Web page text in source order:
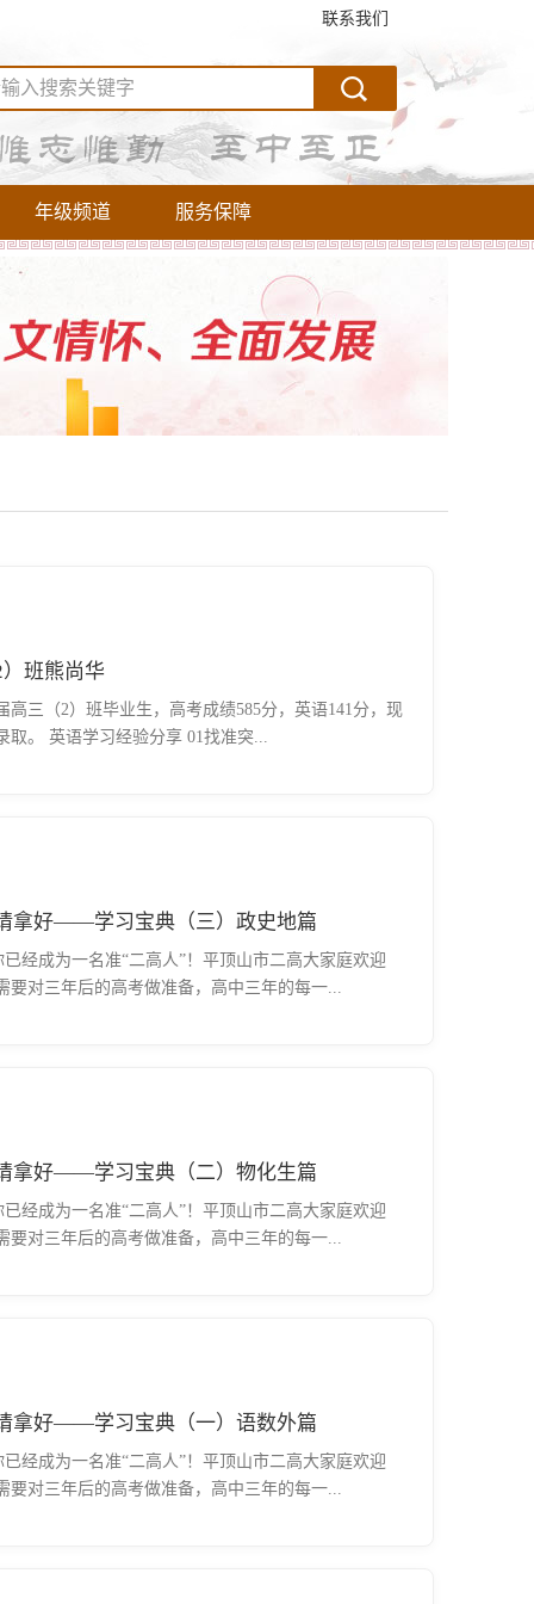
联系我们
年级频道 服务保障
班熊尚华
高三（2）班毕业生，高考成绩585分，英语141分，现
取。 英语学习经验分享 01找准突...
拿好——学习宝典（三）政史地篇
经成为一名准“二高人”！平顶山市二高大家庭欢迎
要对三年后的高考做准备，高中三年的每一...
拿好——学习宝典（二）物化生篇
经成为一名准“二高人”！平顶山市二高大家庭欢迎
要对三年后的高考做准备，高中三年的每一...
拿好——学习宝典（一）语数外篇
经成为一名准“二高人”！平顶山市二高大家庭欢迎
要对三年后的高考做准备，高中三年的每一...